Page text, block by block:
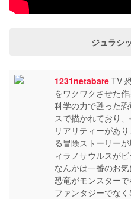
ジュラシ
1231netabare TV
をワクワクさせた
科学の力で甦った
スで描かれており
リアリティーがあ
る冒険ストーリー
ィラノサウルスが
なんかは一番のお
恐竜がモンスターで
ファンタジーでな